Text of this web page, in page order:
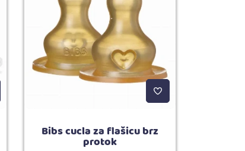
Bibs cucla za flašicu brz
protok